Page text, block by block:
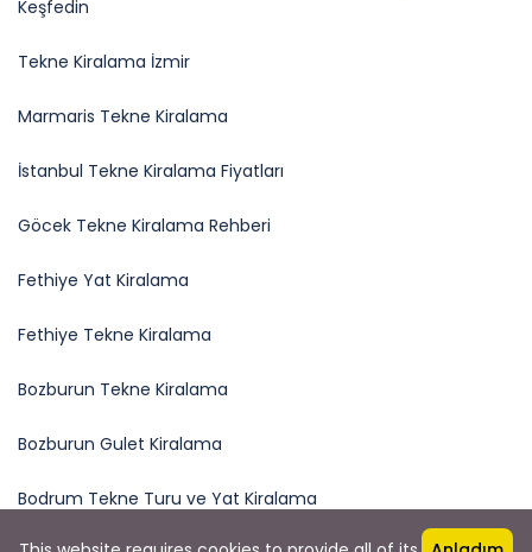
Keşfedin
Tekne Kiralama İzmir
Marmaris Tekne Kiralama
İstanbul Tekne Kiralama Fiyatları
Göcek Tekne Kiralama Rehberi
Fethiye Yat Kiralama
Fethiye Tekne Kiralama
Bozburun Tekne Kiralama
Bozburun Gulet Kiralama
Bodrum Tekne Turu ve Yat Kiralama